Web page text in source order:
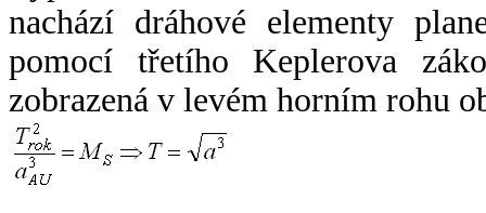
nachází dráhové elementy
pomocí třetího Keplerova
zobrazená v levém horním rohu